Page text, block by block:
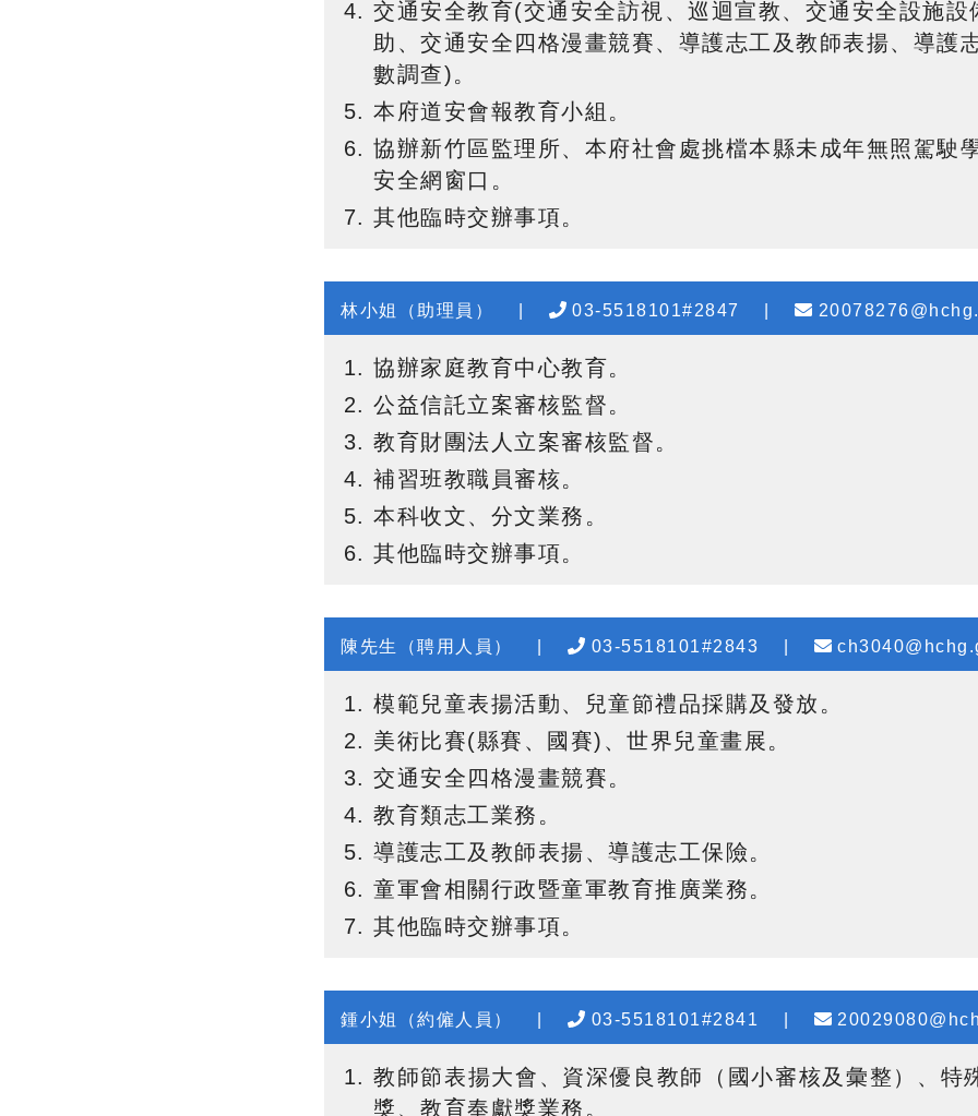
交通安全教育(交通安全訪視、巡迴宣教、交通安全設施設
助、交通安全四格漫畫競賽、導護志工及教師表揚、導護
數調查)。
本府道安會報教育小組 。
協辦新竹區監理所、本府社會處挑檔本縣未成年無照駕駛
安全網窗口。
其他臨時交辦事項。
林小姐（助理員） 03-5518101#2847
協辦家庭教育中心教育。
公益信託立案審核監督。
教育財團法人立案審核監督。
補習班教職員審核。
本科收文、分文業務 。
其他臨時交辦事項。
陳先生（聘用人員） 03-5518101#2843
模範兒童表揚活動、兒童節禮品採購及發放 。
美術比賽(縣賽、國賽)、世界兒童畫展。
交通安全四格漫畫競賽。
教育類志工業務 。
導護志工及教師表揚、導護志工保險。
童軍會相關行政暨童軍教育推廣業務。
其他臨時交辦事項。
鍾小姐（約僱人員） 03-5518101#2841
教師節表揚大會、資深優良教師（國小審核及彙整）、特
獎、教育奉獻獎業務。